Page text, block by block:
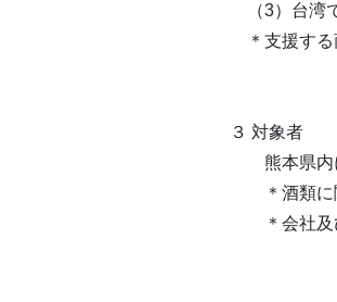
（3）台湾
＊支援する
熊本県内に
＊酒類に
＊会社及び